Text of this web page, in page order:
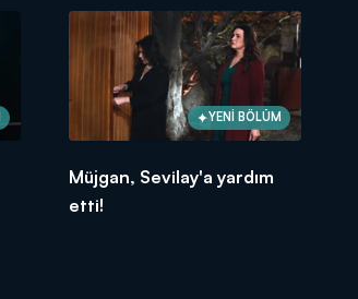
YENİ BÖLÜM
Müjgan, Sevilay'a yardım
etti!